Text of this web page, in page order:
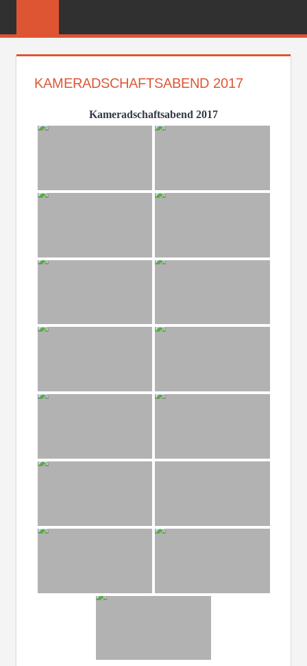
FEUERWEHR
KAMERADSCHAFTSABEND 2017
Kameradschaftsabend 2017